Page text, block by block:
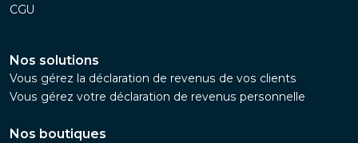
CGU
Nos solutions
Vous gérez la déclaration de revenus de vos clients
Vous gérez votre déclaration de revenus personnelle
Nos boutiques